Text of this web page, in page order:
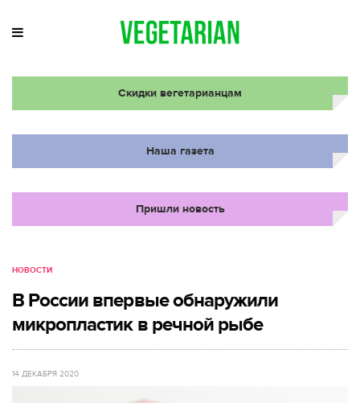
Скидки вегетарианцам
Наша газета
Пришли новость
НОВОСТИ
В России впервые обнаружили
микропластик в речной рыбе
14 ДЕКАБРЯ 2020